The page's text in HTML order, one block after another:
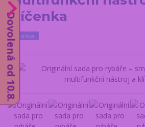
klíčenka
Novinka
Dovolená od 10.8.